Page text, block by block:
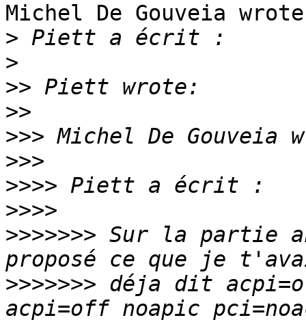
Michel De Gouveia
>
>
>>
>>
>>>
>>>
>>>>
>>>>
>>>>>>> Sur la partie
>>>>>>> déja dit